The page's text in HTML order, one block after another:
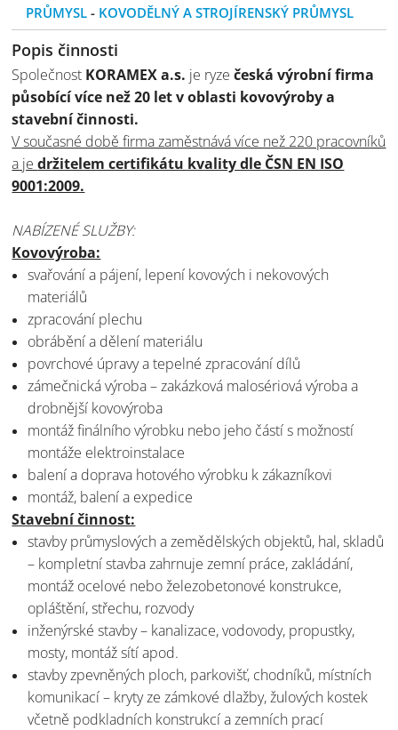
PRŮMYSL - KOVODĚLNÝ A STROJÍRENSKÝ PRŮMYSL
Popis činnosti
Společnost KORAMEX a.s. je ryzečeská výrobní firma
působící více než 20 let v oblasti kovovýroby a
stavební činnosti.
V současné době firma zaměstnává více než 220 pracovníků
a jedržitelem certifikátu kvality dle ČSN EN ISO
9001:2009.
NABÍZENÉ SLUŽBY:
Kovovýroba:
svařování a pájení, lepení kovových i nekovových
materiálů
zpracování plechu
obrábění a dělení materiálu
povrchové úpravy a tepelné zpracování dílů
zámečnická výroba – zakázková malosériová výroba a
drobnější kovovýroba
montáž finálního výrobku nebo jeho částí s možností
montáže elektroinstalace
balení a doprava hotového výrobku k zákazníkovi
montáž, balení a expedice
Stavební činnost:
stavby průmyslových a zemědělských objektů, hal, skladů
– kompletní stavba zahrnuje zemní práce, zakládání,
montáž ocelové nebo železobetonové konstrukce,
opláštění, střechu, rozvody
inženýrské stavby – kanalizace, vodovody, propustky,
mosty, montáž sítí apod.
stavby zpevněných ploch, parkovišť, chodníků, místních
komunikací – kryty ze zámkové dlažby, žulových kostek
včetně podkladních konstrukcí a zemních prací